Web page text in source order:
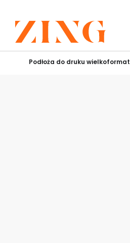
Podłoża do druku